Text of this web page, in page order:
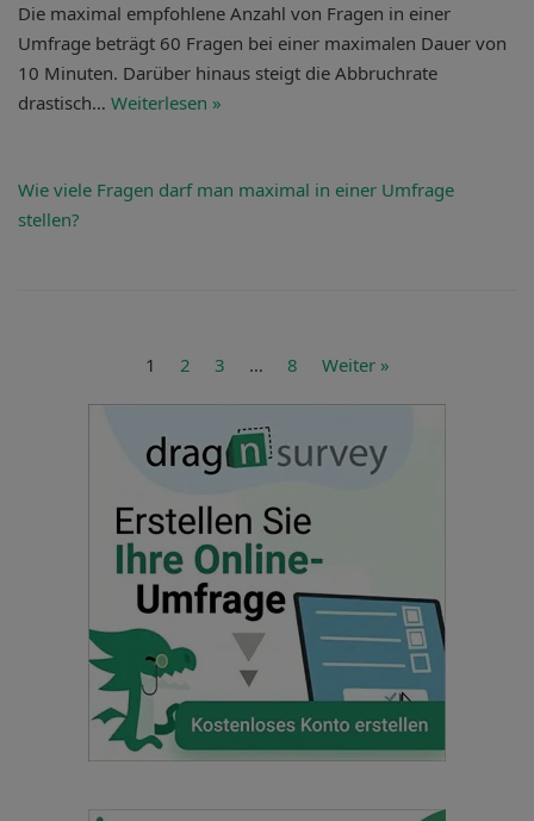
Die maximal empfohlene Anzahl von Fragen in einer
Umfrage beträgt 60 Fragen bei einer maximalen Dauer von
10 Minuten. Darüber hinaus steigt die Abbruchrate
drastisch… Weiterlesen »
Wie viele Fragen darf man maximal in einer Umfrage
stellen?
1 2 3 … 8 Weiter »